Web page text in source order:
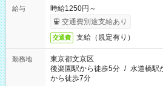
給与
時給1250円～
交通費別途支給あり
交通費 支給（規定有り）
勤務地
東京都文京区
後楽園駅から徒歩5分 / 水道橋駅
から徒歩7分